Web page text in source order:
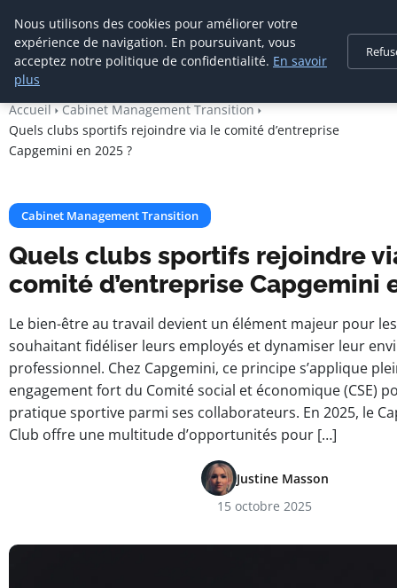
Cabinet De
Management De
Transition
Accueil
Cabinet Management Transition
Quels clubs sportifs rejoindre via le comité d’entreprise
Capgemini en 2025 ?
Cabinet Management Transition
Quels clubs sportifs rejoindre
comité d’entreprise Capgemini
Le bien-être au travail devient un élément majeur pour
souhaitant fidéliser leurs employés et dynamiser leur
professionnel. Chez Capgemini, ce principe s’applique
engagement fort du Comité social et économique (CSE)
pratique sportive parmi ses collaborateurs. En 2025, le
Club offre une multitude d’opportunités pour […]
Justine Masson
15 octobre 2025
Nous utilisons des cookies pour améliorer votre
expérience de navigation. En poursuivant, vous
acceptez notre politique de confidentialité. En savoir
plus